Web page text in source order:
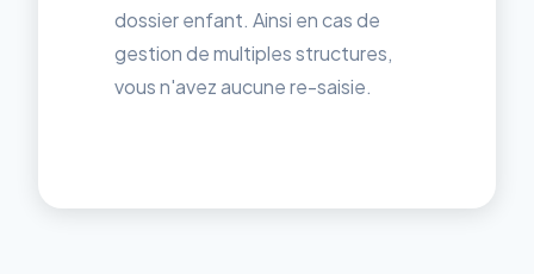
dossier enfant. Ainsi en cas de
gestion de multiples structures,
vous n'avez aucune re-saisie.